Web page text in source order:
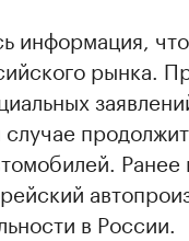
информация,
рынка.
Ранее
в России.